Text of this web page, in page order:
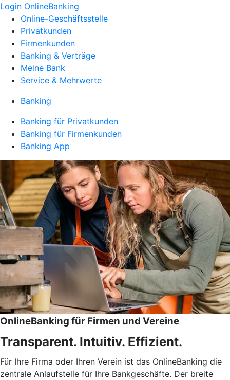
Login OnlineBanking
Online-Geschäftsstelle
Privatkunden
Firmenkunden
Banking & Verträge
Meine Bank
Service & Mehrwerte
Banking
Banking für Privatkunden
Banking für Firmenkunden
Banking App
OnlineBanking für Firmen und Vereine
Transparent. Intuitiv. Effizient.
Für Ihre Firma oder Ihren Verein ist das OnlineBanking die
zentrale Anlaufstelle für Ihre Bankgeschäfte. Der breite